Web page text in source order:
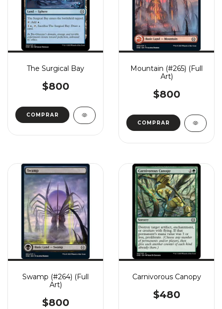
The Surgical Bay
$800
COMPRAR
Mountain (#265) (Full
Art)
$800
COMPRAR
Swamp (#264) (Full
Art)
$800
Carnivorous Canopy
$480